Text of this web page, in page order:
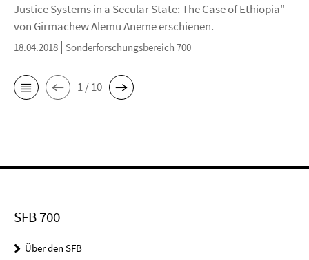
Justice Systems in a Secular State: The Case of Ethiopia"
von Girmachew Alemu Aneme erschienen.
18.04.2018 Sonderforschungsbereich 700
1 / 10
SFB 700
Über den SFB